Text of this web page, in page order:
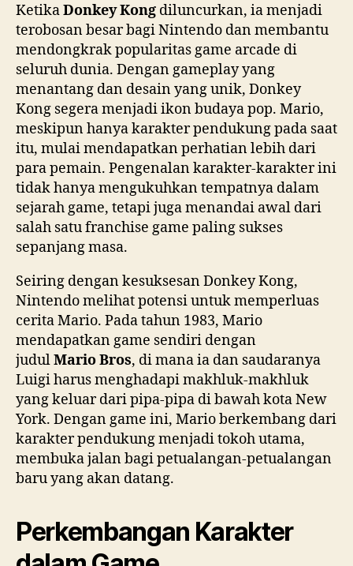
KetikaDonkey Kong diluncurkan, ia menjadi
terobosan besar bagi Nintendo dan membantu
mendongkrak popularitas game arcade di
seluruh dunia. Dengan gameplay yang
menantang dan desain yang unik, Donkey
Kong segera menjadi ikon budaya pop. Mario,
meskipun hanya karakter pendukung pada saat
itu, mulai mendapatkan perhatian lebih dari
para pemain. Pengenalan karakter-karakter ini
tidak hanya mengukuhkan tempatnya dalam
sejarah game, tetapi juga menandai awal dari
salah satu franchise game paling sukses
sepanjang masa.
Seiring dengan kesuksesan Donkey Kong,
Nintendo melihat potensi untuk memperluas
cerita Mario. Pada tahun 1983, Mario
mendapatkan game sendiri dengan
judulMario Bros, di mana ia dan saudaranya
Luigi harus menghadapi makhluk-makhluk
yang keluar dari pipa-pipa di bawah kota New
York. Dengan game ini, Mario berkembang dari
karakter pendukung menjadi tokoh utama,
membuka jalan bagi petualangan-petualangan
baru yang akan datang.
Perkembangan Karakter